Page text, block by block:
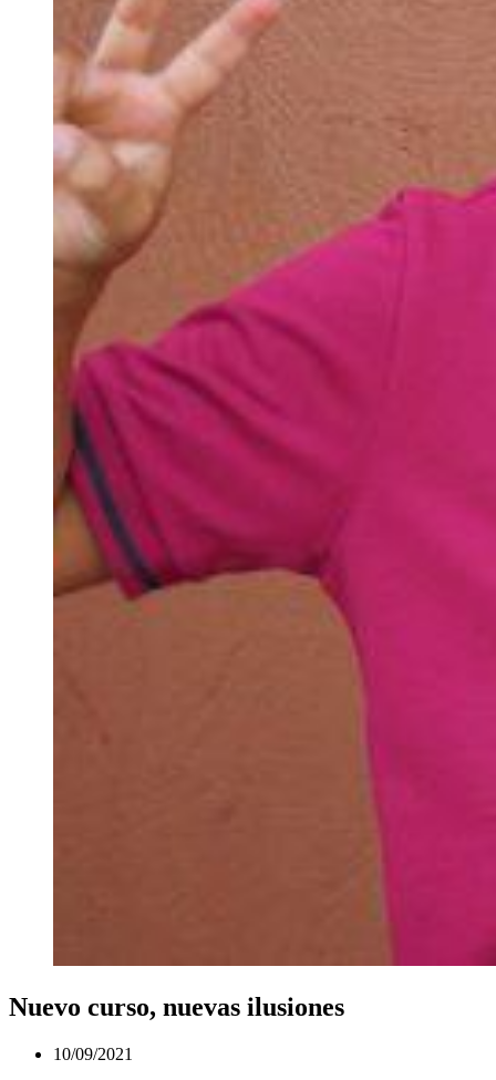
Nuevo curso, nuevas ilusiones
10/09/2021